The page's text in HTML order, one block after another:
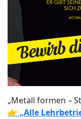
„Metall formen –
👉 „Alle